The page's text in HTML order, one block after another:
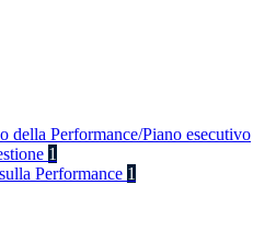
della Performance/Piano esecutivo
1
Performance 1